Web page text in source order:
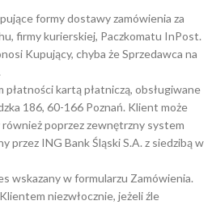
formy dostawy zamówienia za
firmy kurierskiej, Paczkomatu InPost.
Kupujący, chyba że Sprzedawca na
kartą płatniczą, obsługiwane
186, 60-166 Poznań. Klient może
poprzez zewnętrzny system
przez ING Bank Śląski S.A. z siedzibą w
wskazany w formularzu Zamówienia.
niezwłocznie, jeżeli źle